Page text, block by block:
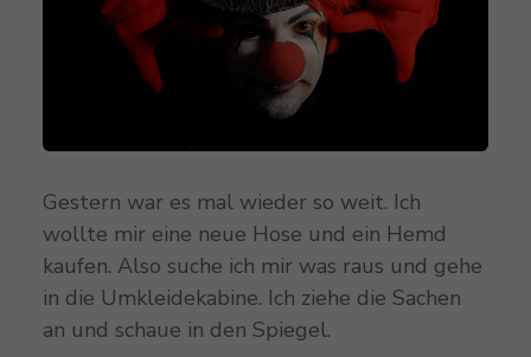
Gestern war es mal wieder so weit. Ich
wollte mir eine neue Hose und ein Hemd
kaufen. Also suche ich mir was raus und gehe
in die Umkleidekabine. Ich ziehe die Sachen
an und schaue in den Spiegel.